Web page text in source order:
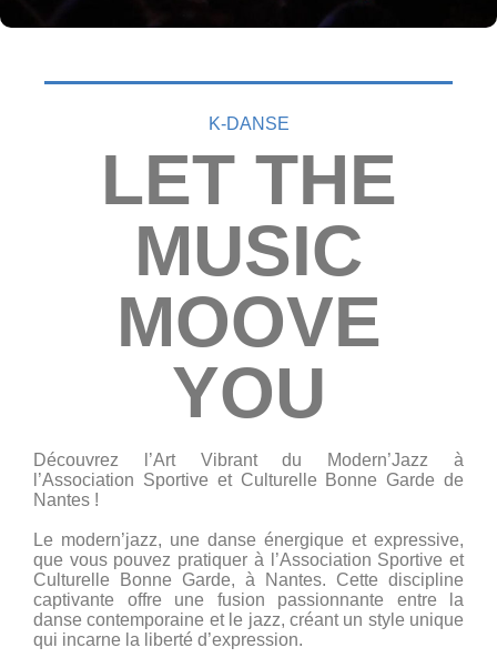
K-DANSE
LET THE
MUSIC
MOOVE
YOU
Découvrez l’Art Vibrant du Modern’Jazz à
l’Association Sportive et Culturelle Bonne Garde de
Nantes !
Le modern’jazz, une danse énergique et expressive,
que vous pouvez pratiquer à l’Association Sportive et
Culturelle Bonne Garde, à Nantes. Cette discipline
captivante offre une fusion passionnante entre la
danse contemporaine et le jazz, créant un style unique
qui incarne la liberté d’expression.